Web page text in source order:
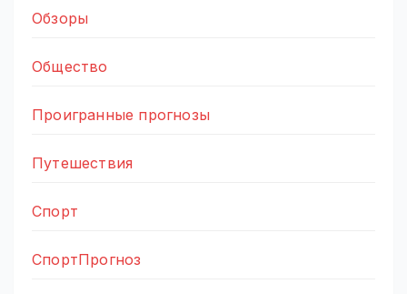
Обзоры
Общество
Проигранные прогнозы
Путешествия
Спорт
СпортПрогноз